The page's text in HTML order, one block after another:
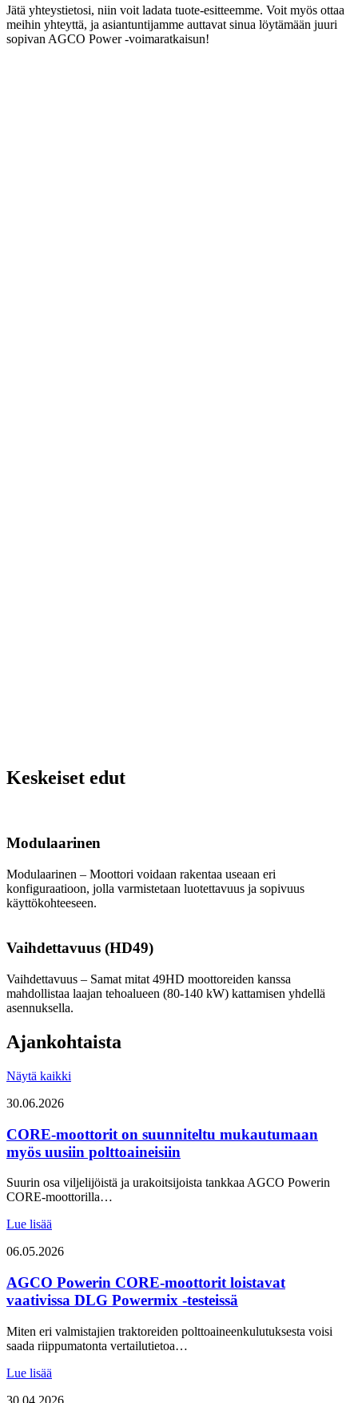
Jätä yhteystietosi, niin voit ladata tuote-esitteemme. Voit myös ottaa
meihin yhteyttä, ja asiantuntijamme auttavat sinua löytämään juuri
sopivan AGCO Power -voimaratkaisun!
Keskeiset edut
Modulaarinen
Modulaarinen – Moottori voidaan rakentaa useaan eri
konfiguraatioon, jolla varmistetaan luotettavuus ja sopivuus
käyttökohteeseen.
Vaihdettavuus (HD49)
Vaihdettavuus – Samat mitat 49HD moottoreiden kanssa
mahdollistaa laajan tehoalueen (80-140 kW) kattamisen yhdellä
asennuksella.
Ajankohtaista
Näytä kaikki
30.06.2026
CORE-moottorit on suunniteltu mukautumaan
myös uusiin polttoaineisiin
Suurin osa viljelijöistä ja urakoitsijoista tankkaa AGCO Powerin
CORE-moottorilla…
Lue lisää
06.05.2026
AGCO Powerin CORE-moottorit loistavat
vaativissa DLG Powermix -testeissä
Miten eri valmistajien traktoreiden polttoaineenkulutuksesta voisi
saada riippumatonta vertailutietoa…
Lue lisää
30.04.2026